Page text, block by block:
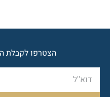
הצטרפו לקבלת